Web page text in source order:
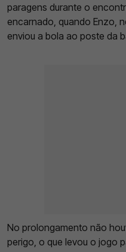
paragens durante o
encarnado, quando Enzo,
enviou a bola ao poste da
No prolongamento não
perigo, o que levou o jogo